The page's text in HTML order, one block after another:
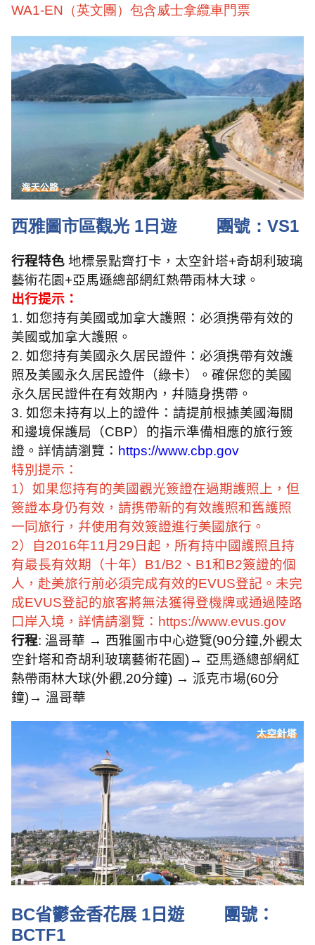
WA1-EN（英文團）包含威士拿纜車門票
西雅圖市區觀光 1 日遊 團號： VS1
行程特色 地標景點齊打卡，太空針塔+奇胡利玻璃
藝術花園+亞馬遜總部網紅熱帶雨林大球。
出行提示：
1. 如您持有美國或加拿大護照：必須携帶有效的
美國或加拿大護照。
2. 如您持有美國永久居民證件：必須携帶有效護
照及美國永久居民證件（綠卡）。確保您的美國
永久居民證件在有效期內，幷隨身携帶。
3. 如您未持有以上的證件：請提前根據美國海關
和邊境保護局（CBP）的指示準備相應的旅行簽
證。詳情請瀏覽： https://www.cbp.gov
特別提示：
1）如果您持有的美國觀光簽證在過期護照上，但
簽證本身仍有效，請携帶新的有效護照和舊護照
一同旅行，幷使用有效簽證進行美國旅行。
2）自2016年11月 29 日起，所有持中國護照且持
有最長有效期（十年） B1/B2 、 B1和B2簽證的個
人，赴美旅行前必須完成有效的EVUS登記。未完
成EVUS登記的旅客將無法獲得登機牌或通過陸路
口岸入境，詳情請瀏覽： https://www.evus.gov
行程: 溫哥華 → 西雅圖市中心遊覽(90分鐘,外觀太
空針塔和奇胡利玻璃藝術花園)→ 亞馬遜總部網紅
熱帶雨林大球(外觀,20分鐘) → 派克市場(60分
鐘)→ 溫哥華
BC省鬱金香花展 1 日遊
團號：
BCTF1